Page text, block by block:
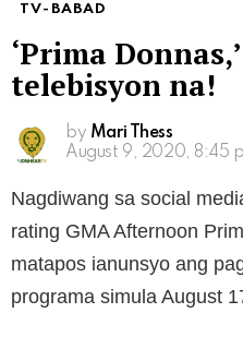
TV-BABAD
‘Prima
telebisyon na!
by Mari Thess
August 9, 2020, 8:45
Nagdiwang sa social
rating GMA Afternoon
matapos ianunsyo ang
programa simula August